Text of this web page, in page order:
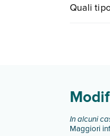
scegli
Quali
In alcuni
Maggiori